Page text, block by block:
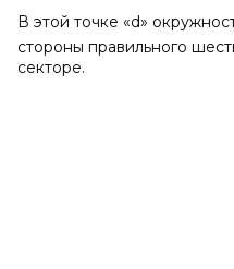
В этой точке «d»
стороны правильного
секторе.